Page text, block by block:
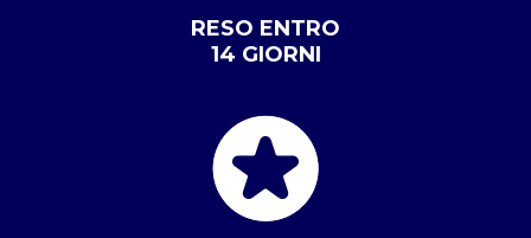
RESO ENTRO
14 GIORNI